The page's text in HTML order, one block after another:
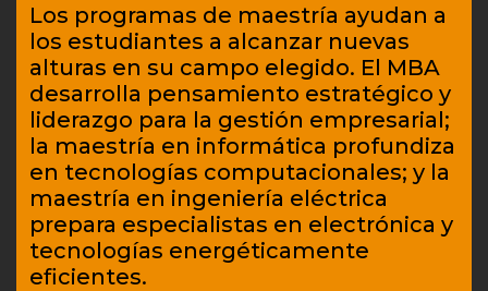
Los programas de maestría ayudan a
los estudiantes a alcanzar nuevas
alturas en su campo elegido. El MBA
desarrolla pensamiento estratégico y
liderazgo para la gestión empresarial;
la maestría en informática profundiza
en tecnologías computacionales; y la
maestría en ingeniería eléctrica
prepara especialistas en electrónica y
tecnologías energéticamente
eficientes.